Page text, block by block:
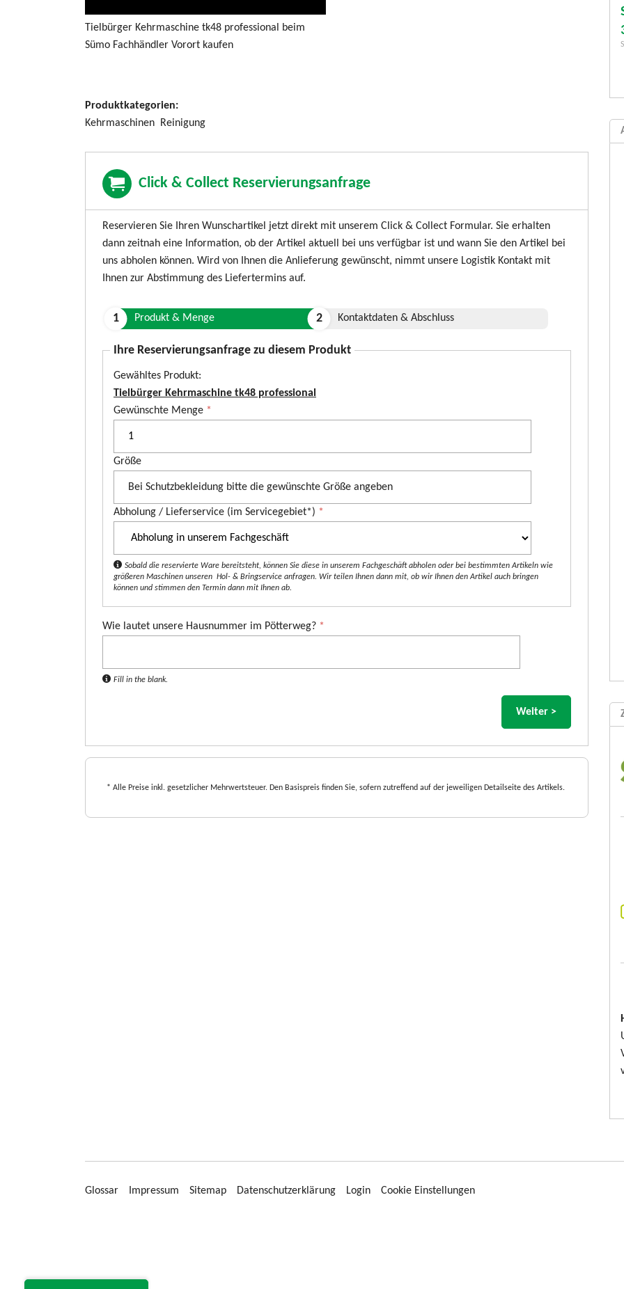
Tielbürger Kehrmaschine tk48 professional beim
Sümo Fachhändler Vorort kaufen
Produktkategorien:
Kehrmaschinen
Reinigung
Click & Collect Reservierungsanfrage
Reservieren Sie Ihren Wunschartikel jetzt direkt mit unserem Click & Collect Formular. Sie erhalten
dann zeitnah eine Information, ob der Artikel aktuell bei uns verfügbar ist und wann Sie den Artikel bei
uns abholen können. Wird von Ihnen die Anlieferung gewünscht, nimmt unsere Logistik Kontakt mit
Ihnen zur Abstimmung des Liefertermins auf.
Produkt & Menge Kontaktdaten & Abschluss
Ihre Reservierungsanfrage zu diesem Produkt
Gewähltes Produkt:
Tielbürger Kehrmaschine tk48 professional
P
d
t
Gewünschte Menge *
Größe
Abholung / Lieferservice (im Servicegebiet*) *
Sobald die reservierte Ware bereitsteht, können Sie diese in unserem Fachgeschäft abholen oder bei bestimmten Artikeln wie
größeren Maschinen unseren Hol- & Bringservice anfragen. Wir teilen Ihnen dann mit, ob wir Ihnen den Artikel auch bringen
können und stimmen den Termin dann mit Ihnen ab.
Wie lautet unsere Hausnummer im Pötterweg? *
Fill in the blank.
* Alle Preise inkl. gesetzlicher Mehrwertsteuer. Den Basispreis finden Sie, sofern zutreffend auf der jeweiligen Detailseite des Artikels.
XK4 160 HD
XK4 160 HD ist ein
Frontmäher, der sich ideal
STIGA ST 550 Zweizylinder-Motor
bietet er hervorragende Traktion...
mehr
Castelgarden XK 160 HD
kompakter Frontmäher, ideal für
vielseitigen Aufsitzmäher suchen. Dank
mühelos um Hindernisse. Angetrieben wird
er von...
€ 199,00*
Vielseitig einsetzbarer Akku-
Glossar Impressum Sitemap Datenschutzerklärung Login Cookie Einstellungen